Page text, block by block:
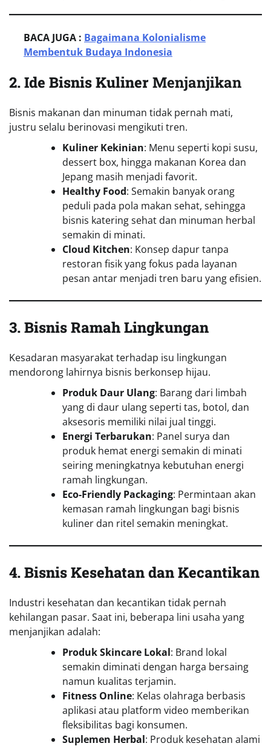
BACA JUGA : Bagaimana Kolonialisme
Membentuk Budaya Indonesia
2. Ide Bisnis KulinerMenjanjikan
Bisnis makanan dan minuman tidak pernah mati,
justru selalu berinovasi mengikuti tren.
Kuliner Kekinian: Menu seperti kopi susu,
dessert box, hingga makanan Korea dan
Jepang masih menjadi favorit.
Healthy Food: Semakin banyak orang
peduli pada pola makan sehat, sehingga
bisnis katering sehat dan minuman herbal
semakin di minati.
Cloud Kitchen: Konsep dapur tanpa
restoran fisik yang fokus pada layanan
pesan antar menjadi tren baru yang efisien.
3. Bisnis Ramah Lingkungan
Kesadaran masyarakat terhadap isu lingkungan
mendorong lahirnya bisnis berkonsep hijau.
Produk Daur Ulang: Barang dari limbah
yang di daur ulang seperti tas, botol, dan
aksesoris memiliki nilai jual tinggi.
Energi Terbarukan: Panel surya dan
produk hemat energi semakin di minati
seiring meningkatnya kebutuhan energi
ramah lingkungan.
Eco-Friendly Packaging: Permintaan akan
kemasan ramah lingkungan bagi bisnis
kuliner dan ritel semakin meningkat.
4. Bisnis Kesehatan dan Kecantikan
Industri kesehatan dan kecantikan tidak pernah
kehilangan pasar. Saat ini, beberapa lini usaha yang
menjanjikan adalah:
Produk Skincare Lokal: Brand lokal
semakin diminati dengan harga bersaing
namun kualitas terjamin.
Fitness Online: Kelas olahraga berbasis
aplikasi atau platform video memberikan
fleksibilitas bagi konsumen.
Suplemen Herbal: Produk kesehatan alami